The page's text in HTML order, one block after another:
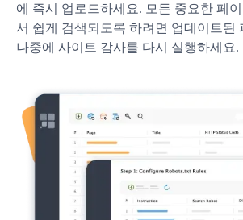
에 즉시 업로드하세요. 모든 중요한 페
서 쉽게 검색되도록 하려면 업데이트된
나중에 사이트 감사를 다시 실행하세요.